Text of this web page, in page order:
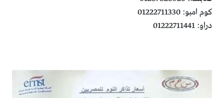
كوم امبو: 01222711330
دراو: 01222711441